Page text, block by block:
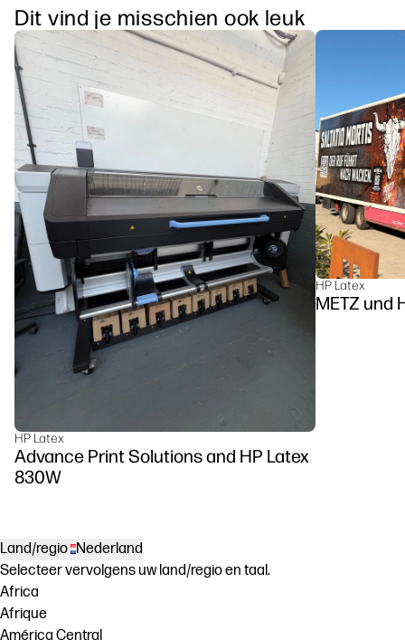
Dit vind je misschien ook leuk
HP Latex
Advance Print Solutions and HP Latex
830W
HP Latex
METZ
Land/regio Nederland
Selecteer vervolgens uw land/regio en taal.
Africa
Afrique
América Central